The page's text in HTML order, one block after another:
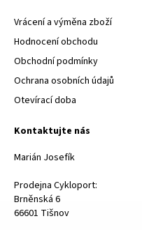
Vrácení a výměna zboží
Hodnocení obchodu
Obchodní podmínky
Ochrana osobních údajů
Otevírací doba
Kontaktujte nás
Marián Josefík
Prodejna Cykloport:
Brněnská 6
66601 Tišnov